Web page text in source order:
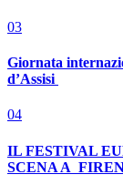
03
Giornata
d’Assisi
04
IL FESTIVAL
SCENA A